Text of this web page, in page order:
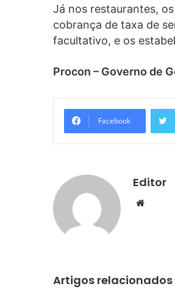
Já nos restaurantes,
cobrança de taxa de
facultativo, e os
Procon – Governo de
Facebook
Editor
Website
Artigos relacionados